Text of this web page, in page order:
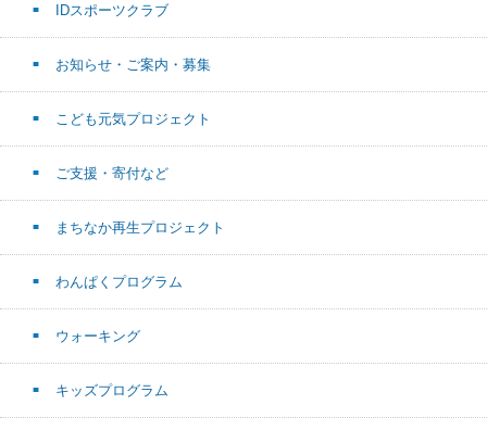
IDスポーツクラブ
お知らせ・ご案内・募集
こども元気プロジェクト
ご支援・寄付など
まちなか再生プロジェクト
わんぱくプログラム
ウォーキング
キッズプログラム